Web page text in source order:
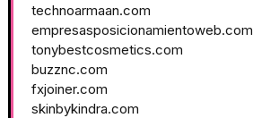
technoarmaan.com
empresasposicionamientoweb.com
tonybestcosmetics.com
buzznc.com
fxjoiner.com
skinbykindra.com